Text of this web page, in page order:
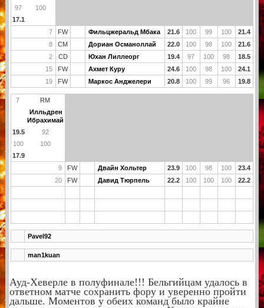
97
100
17.1
7
FW Фильцжеральд Мбака 21.6 100 99 100
21.4
8
CM Дориан Османоллай 22.0 100 98 100
21.6
2
CD Юхан Лиллеорг 19.4 97 100 98
18.5
15
FW Ахмет Куру 24.6 100 98 100
24.1
19
FW Маркос Анджелери 20.8 100 99 96 19.8
7
RM
Илльдрен
Ибрахимай
19.5
92
100
100
17.9
9
FW Двайн Хольтер 23.9 100 98 100
23.4
20
FW Давид Тюрпель 22.2 100 100 100 22.2
Pavel92
man1kuan
Ауд-Хеверле в полуфинале!!! Бельгийцам удалось в
ответном матче сохранить фору и уверенно пройти
дальше. Моментов у обеих команд было крайне